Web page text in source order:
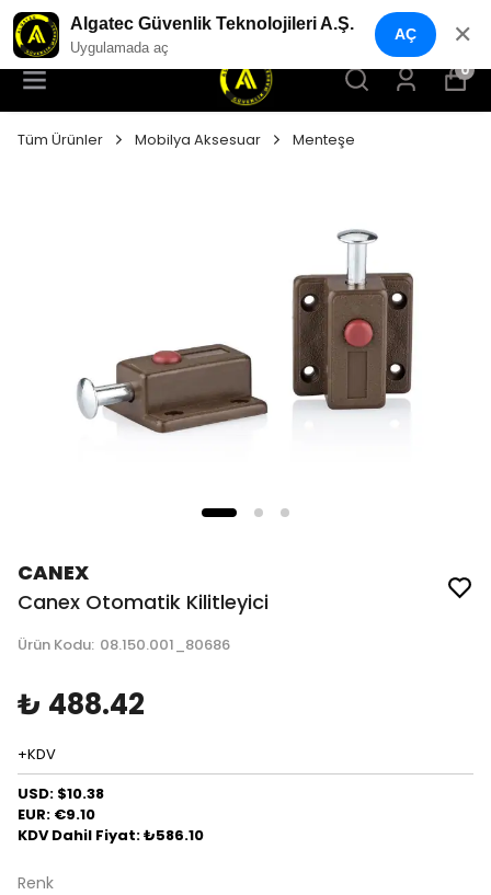
YENI NESIL GÜVENLIK GEÇIŞ SISTEMLERI
0
Tüm Ürünler Mobilya Aksesuar Menteşe
CANEX
Canex Otomatik Kilitleyici
Ürün Kodu: 08.150.001_80686
₺ 488.42
+KDV
USD: $10.38
EUR: €9.10
KDV Dahil Fiyat: ₺586.10
Renk
Algatec Güvenlik Teknolojileri A.Ş.
Uygulamada aç
AÇ ✕